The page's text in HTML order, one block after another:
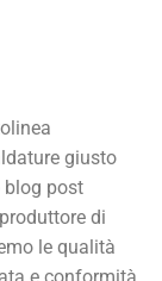
giusto
blog post
di
le qualità